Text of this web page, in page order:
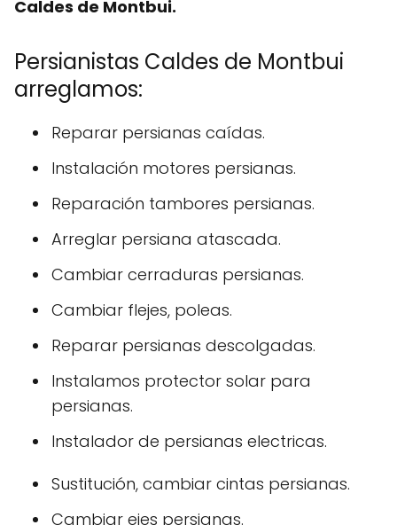
Caldes de Montbui.
Persianistas Caldes de Montbui
arreglamos:
Reparar persianas caídas.
Instalación motores persianas.
Reparación tambores persianas.
Arreglar persiana atascada.
Cambiar cerraduras persianas.
Cambiar flejes, poleas.
Reparar persianas descolgadas.
Instalamos protector solar para
persianas.
Instalador de persianas electricas.
Sustitución, cambiar cintas persianas.
Cambiar ejes persianas.